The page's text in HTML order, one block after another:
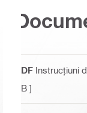
PDF Instrucțiuni
KB ]